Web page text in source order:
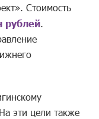
Стоимость
рублей.
эти цели также